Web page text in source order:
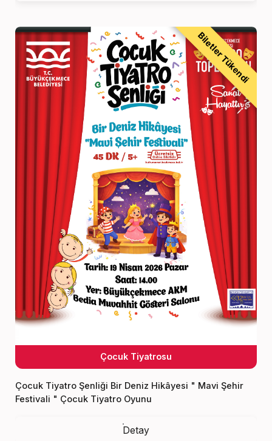
Biletler Tükendi
Çocuk Tiyatrosu
Çocuk Tiyatro Şenliği Bir Deniz Hikâyesi " Mavi Şehir
Festivali " Çocuk Tiyatro Oyunu
Detay